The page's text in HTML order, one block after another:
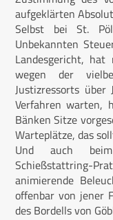
aufgeklärten
Selbst bei St.
Unbekannten
Landesgericht,
wegen der
Justizressorts
Verfahren warten,
Bänken Sitze
Warteplätze, das
Und auch
Schießstattring-
animierende
offenbar von jener
des Bordells von